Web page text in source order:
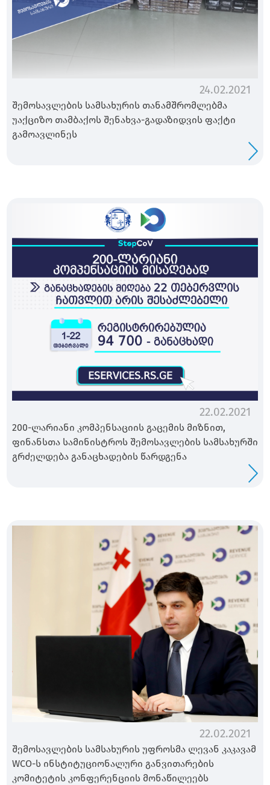
24.02.2021
შემოსავლების სამსახურის თანამშრომლებმა
უაქციზო თამბაქოს შენახვა-გადაზიდვის ფაქტი
გამოავლინეს
22.02.2021
200-ლარიანი კომპენსაციის გაცემის მიზნით,
ფინანსთა სამინისტროს შემოსავლების სამსახურში
გრძელდება განაცხადების წარდგენა
22.02.2021
შემოსავლების სამსახურის უფროსმა ლევან კაკავამ
WCO-ს ინსტიტუციონალური განვითარების
კომიტეტის კონფერენციის მონაწილეებს